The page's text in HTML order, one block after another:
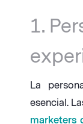
1.
La
esencial.
marketers